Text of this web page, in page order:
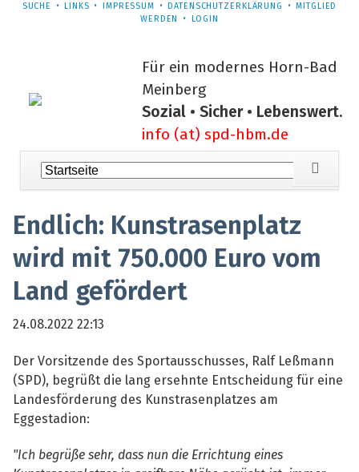
NAVIGATION
SUCHE LINKS IMPRESSUM DATENSCHUTZERKLÄRUNG
MITGLIED
WERDEN
LOGIN
Für ein modernes Horn-Bad
Meinberg
Sozial • Sicher • Lebenswert.
info (at) spd-hbm.de
Navigation
überspringen
Endlich: Kunstrasenplatz
wird mit 750.000 Euro vom
Land gefördert
24.08.2022 22:13
Der Vorsitzende des Sportausschusses, Ralf Leßmann
(SPD), begrüßt die lang ersehnte Entscheidung für eine
Landesförderung des Kunstrasenplatzes am
Eggestadion:
"Ich begrüße sehr, dass nun die Errichtung eines